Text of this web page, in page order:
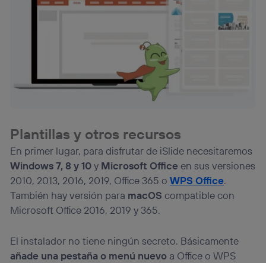
Plantillas y otros recursos
En primer lugar, para disfrutar de iSlide necesitaremos
Windows 7, 8 y 10y Microsoft Office en sus versiones
2010, 2013, 2016, 2019, Office 365 oWPS Office.
También hay versión para macOS compatible con
Microsoft Office 2016, 2019 y 365.
El instalador no tiene ningún secreto. Básicamente
añade una pestaña o menú nuevo a Office o WPS
Si utilizasdatos móviles, el marketing será más
personalizado, ya que se basará únicamente en la
Puedes gestionar los consentimientos Utiq seleccionando
“Administrar Utiq” en la parte inferior de esta página web o
portal de privacidad de Utiq
(“consenthub”). Para más información, consulta
la política de privacidad de Utiq.